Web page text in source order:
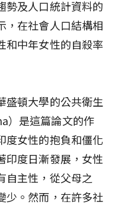
勢及人口統計資料的
，在社會人口結構相
和中年女性的自殺率
盛頓大學的公共衛生
）是這篇論文的作
度女性的抱負和僵化
印度日漸發展，女性
自主性，從父母之
少。然而，在許多社